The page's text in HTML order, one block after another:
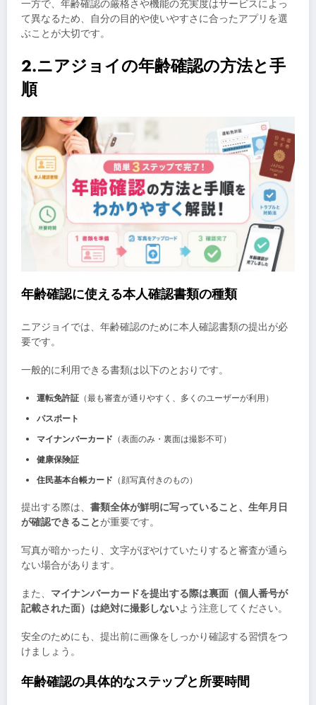
一方で、年齢確認の厳格さや機能の充実度はサービスによっ
て異なるため、自分の目的や使いやすさに合ったアプリを選
ぶことが大切です。
2.ニアジョイの年齢確認の方法と手
順
年齢確認に使える本人確認書類の種類
ニアジョイでは、年齢確認のために本人確認書類の提出が必
要です。
一般的に利用できる書類は以下のとおりです。
運転免許証 （最も審査が通りやすく、多くのユーザーが利用）
パスポート
マイナンバーカード （表面のみ・裏面は撮影不可）
健康保険証
住民基本台帳カード （顔写真付きのもの）
提出する際は、 書類全体が鮮明に写っていること、生年月日
が確認できることが重要です。
写真が暗かったり、文字がぼやけていたりすると審査が通ら
ない場合があります。
また、 マイナンバーカードを提出する際は裏面（個人番号が
記載された面）は絶対に撮影しないよう注意してください。
安全のためにも、提出前に画像をしっかり確認する習慣をつ
けましょう。
年齢確認の具体的なステップと所要時間